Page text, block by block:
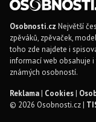
Osobnosti.cz Největší
zpěváků, zpěvaček,
toho zde najdete i
informací web obsahuje
známých osobností.
Reklama| Cookies|
© 2026 Osobnosti.cz |